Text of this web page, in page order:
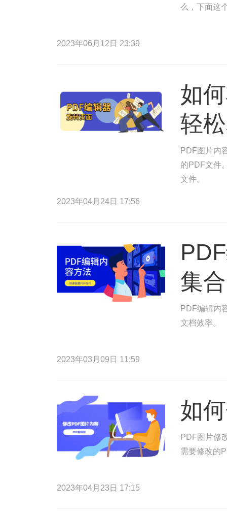
么，下面这
2023年06月12日 23:39
如
轻
PDF图片内
的PDF文件
文件。
2023年04月24日 17:56
集合
PDF编辑内
文档效率。
2023年03月09日 11:59
如
PDF图片修
需要修改的
2023年04月23日 17:15